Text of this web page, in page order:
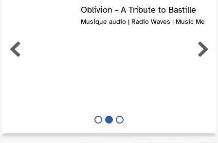
Oblivion - A Tribute to Bastille
Musique audio | Radio Waves | Music Me